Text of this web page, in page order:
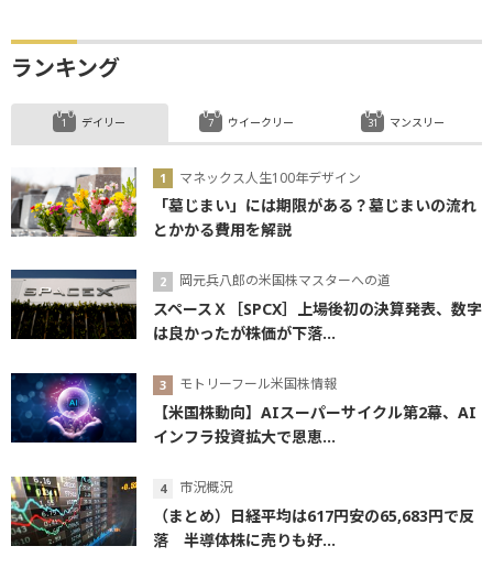
ランキング
デイリー
マネックス人生100年デザイン
「墓じまい」には期限がある？墓じまいの流れ
とかかる費用を解説
岡元兵八郎の米国株マスターへの道
スペースＸ［SPCX］上場後初の決算発表、数字
は良かったが株価が下落...
モトリーフール米国株情報
【米国株動向】AIスーパーサイクル第2幕、AI
インフラ投資拡大で恩恵...
市況概況
（まとめ）日経平均は617円安の65,683円で反
落 半導体株に売りも好...
ウイークリー マンスリー